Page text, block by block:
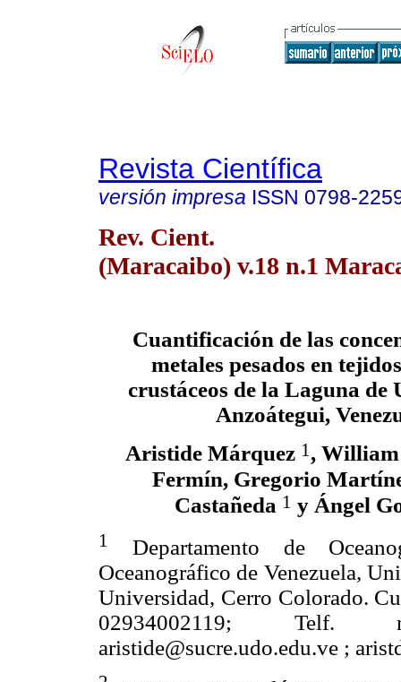
Revista Científica
versión impresa ISSN 0798-
Rev. Cient.
(Maracaibo) v.18 n.1
Cuantificación de las
metales pesados en
crustáceos de la Laguna de
Anzoátegui,
Aristide Márquez 1 ,
Fermín, Gregorio
Castañeda 1 y Ángel
1
Departamento de
Oceanográfico de Venezuela,
Universidad, Cerro Colorado.
02934002119; Telf.
aristide@sucre.udo.edu.ve ;